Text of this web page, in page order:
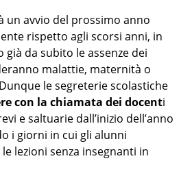
un avvio del prossimo anno
rispetto agli scorsi anni, in
da subito le assenze dei
malattie, maternità o
le segreterie scolastiche
con la chiamata dei docenti
e saltuarie dall’inizio dell’anno
i giorni in cui gli alunni
lezioni senza insegnanti in